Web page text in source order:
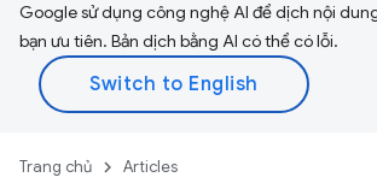
Google sử dụng công nghệ AI để dịch nội
bạn ưu tiên. Bản dịch bằng AI có thể có lỗi.
Trang chủ Articles